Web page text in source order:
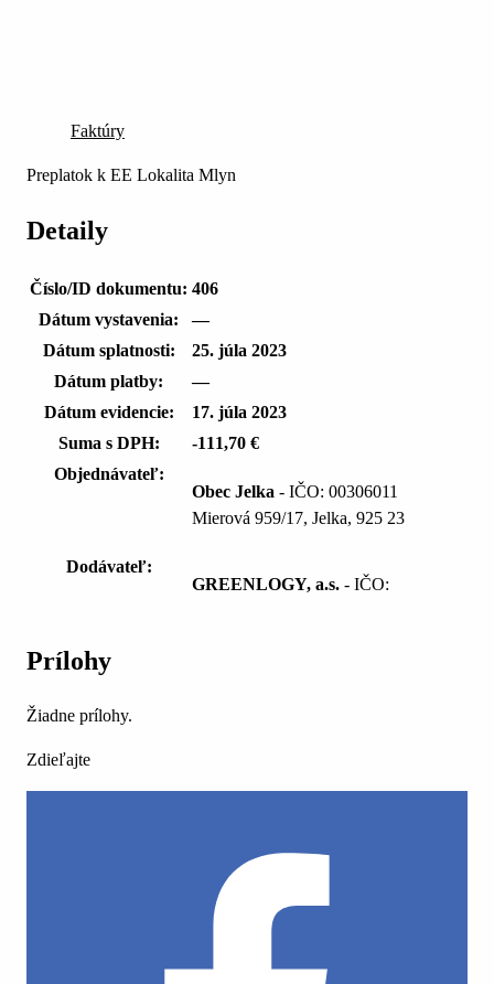
Faktúry
Preplatok k EE Lokalita Mlyn
Detaily
Číslo/ID dokumentu: 406
Dátum vystavenia:
—
Dátum splatnosti:
25. júla 2023
Dátum platby:
—
Dátum evidencie:
17. júla 2023
Suma s DPH:
-111,70 €
Objednávateľ:
Obec Jelka - IČO: 00306011
Mierová 959/17, Jelka, 925 23
Dodávateľ:
GREENLOGY, a.s. - IČO:
Prílohy
Žiadne prílohy.
Zdieľajte